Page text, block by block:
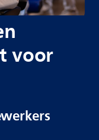
voor